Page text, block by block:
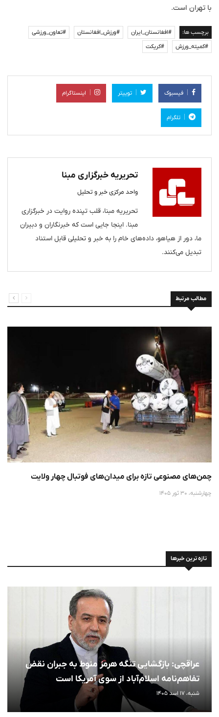
با تهران است.
برچسب ها: #افغانستان_ایران #ورزش_افغانستان
#تعاون_ورزشی
#کمیته_ورزش
#کریکت
فیسبوک توییتر اینستاگرام
تلگرام
تحریریه خبرگزاری مبنا
واحد مرکزی خبر و تحلیل
تحریریه مبنا، قلب تپنده روایت در خبرگزاری
مبنا. اینجا جایی است که خبرنگاران و دبیران
ما، دور از هیاهو، داده‌های خام را به خبر و تحلیلی قابل استناد
تبدیل می‌کنند.
مطالب مرتبط
چمن‌های مصنوعی تازه برای میدان‌های فوتبال چهار ولایت
چهارشنبه، 30 ثور 1405
تازه ترین خبرها
عراقچی: بازگشایی تنگه هرمز منوط به جبران نقض
تفاهم‌نامه اسلام‌آباد از سوی آمریکا است
شنبه، 17 اسد 1405